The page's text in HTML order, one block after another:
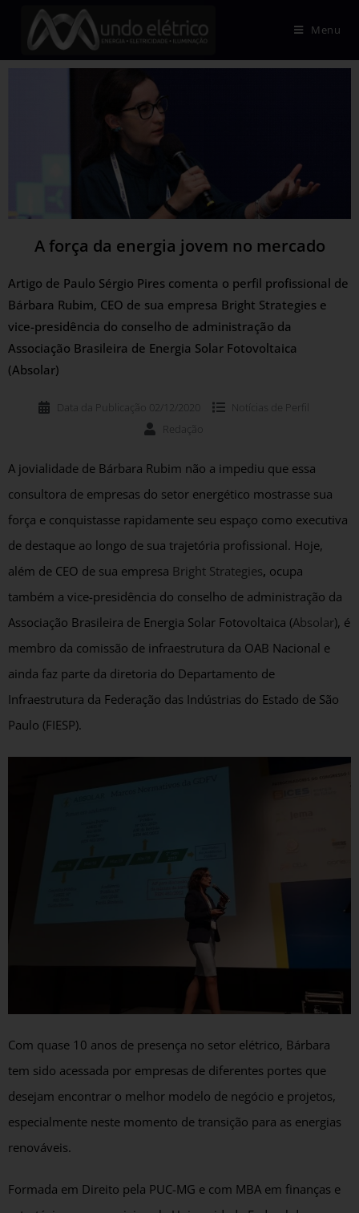
Menu
A força da energia jovem no mercado
Artigo de Paulo Sérgio Pires comenta o perfil profissional de
Bárbara Rubim, CEO de sua empresa Bright Strategies e
vice-presidência do conselho de administração da
Associação Brasileira de Energia Solar Fotovoltaica
(Absolar)
Data da Publicação 02/12/2020 Notícias de
Perfil
Redação
A jovialidade de Bárbara Rubim não a impediu que essa
consultora de empresas do setor energético mostrasse sua
força e conquistasse rapidamente seu espaço como executiva
de destaque ao longo de sua trajetória profissional. Hoje,
além de CEO de sua empresa Bright Strategies, ocupa
também a vice-presidência do conselho de administração da
Associação Brasileira de Energia Solar Fotovoltaica (Absolar), é
membro da comissão de infraestrutura da OAB Nacional e
ainda faz parte da diretoria do Departamento de
Infraestrutura da Federação das Indústrias do Estado de São
Paulo (FIESP).
Com quase 10 anos de presença no setor elétrico, Bárbara
tem sido acessada por empresas de diferentes portes que
desejam encontrar o melhor modelo de negócio e projetos,
especialmente neste momento de transição para as energias
renováveis.
Formada em Direito pela PUC-MG e com MBA em finanças e